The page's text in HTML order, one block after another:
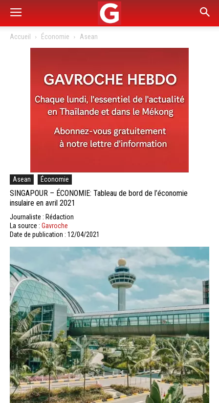
Accueil Économie Asean
Asean Économie
SINGAPOUR – ÉCONOMIE: Tableau de bord de l’économie
insulaire en avril 2021
Journaliste : Rédaction
La source : Gavroche
Date de publication : 12/04/2021